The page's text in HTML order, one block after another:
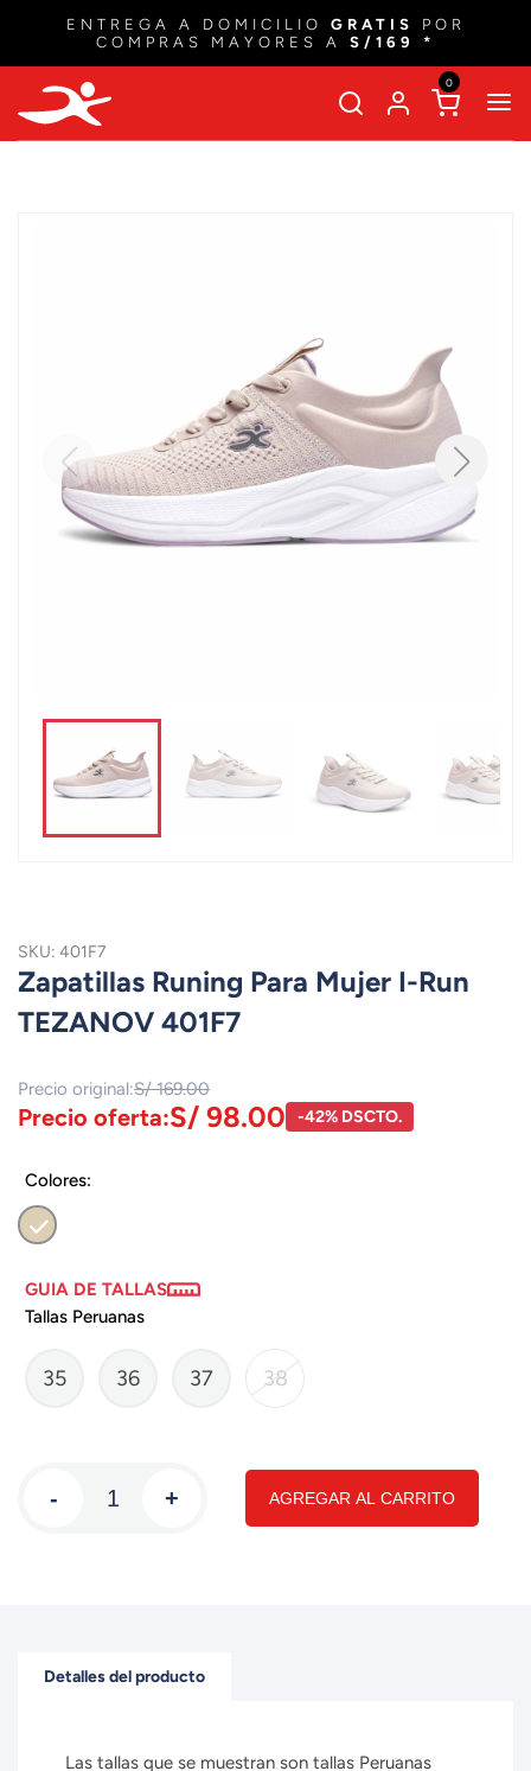
ENTREGA A DOMICILIO GRATIS
POR
COMPRAS MAYORES A S/169 *
0
SKU: 401F7
Zapatillas Runing Para Mujer I-Run
TEZANOV 401F7
Precio original:S/ 169.00
Precio oferta:S/ 98.00 -42% DSCTO.
Colores:
GUIA DE TALLAS
Tallas Peruanas
35 36 37 38
- + AGREGAR AL CARRITO
Detalles del producto
Las tallas que se muestran son tallas Peruanas